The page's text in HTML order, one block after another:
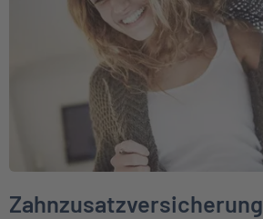
Zahnzusatzversicherung